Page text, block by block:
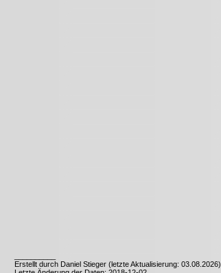
Erstellt durch Daniel Stieger (letzte Aktualisierung: 03.08.2026)